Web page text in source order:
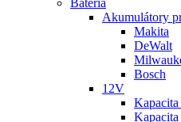
Batéria
Akumulátory
Makita
DeWalt
Bosch
12V